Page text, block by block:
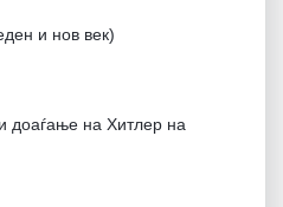
и нов век)
доаѓање на Хитлер на